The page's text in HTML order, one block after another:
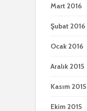
Mart 2016
Şubat 2016
Ocak 2016
Aralık 2015
Kasım 2015
Ekim 2015